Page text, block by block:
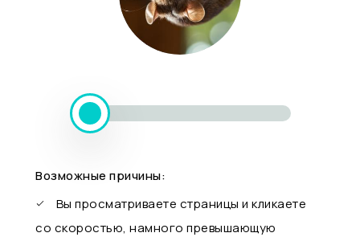
Возможные причины:
Вы просматриваете страницы и кликаете
со скоростью, намного превышающую